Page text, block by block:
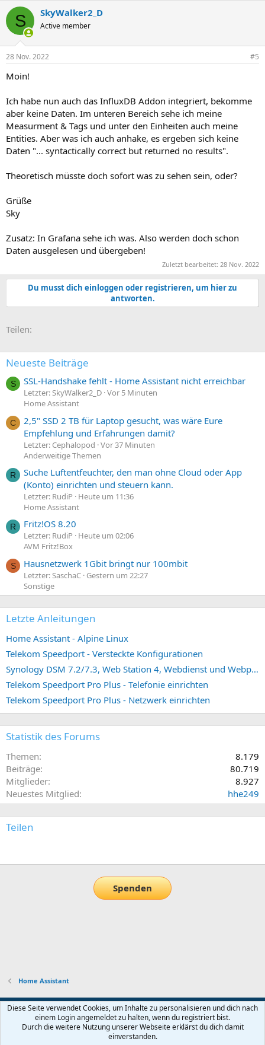
k
i
e
:
S SkyWalker2_D
Active member
28 Nov. 2022 #5
Moin!
Ich habe nun auch das InfluxDB Addon integriert, bekomme
aber keine Daten. Im unteren Bereich sehe ich meine
Measurment & Tags und unter den Einheiten auch meine
Entities. Aber was ich auch anhake, es ergeben sich keine
Daten "... syntactically correct but returned no results".
Theoretisch müsste doch sofort was zu sehen sein, oder?
Grüße
Sky
Zusatz: In Grafana sehe ich was. Also werden doch schon
Daten ausgelesen und übergeben!
Zuletzt bearbeitet: 28 Nov. 2022
Du musst dich einloggen oder registrieren, um hier zu
antworten.
Teilen:
Neueste Beiträge
S SSL-Handshake fehlt - Home Assistant nicht erreichbar
Letzter: SkyWalker2_D Vor 5 Minuten
Home Assistant
C
2,5" SSD 2 TB für Laptop gesucht, was wäre Eure
Empfehlung und Erfahrungen damit?
Letzter: Cephalopod Vor 37 Minuten
Anderweitige Themen
R
Suche Luftentfeuchter, den man ohne Cloud oder App
(Konto) einrichten und steuern kann.
Letzter: RudiP
Heute um 11:36
Home Assistant
R Fritz!OS 8.20
Letzter: RudiP
Heute um 02:06
AVM Fritz!Box
S Hausnetzwerk 1Gbit bringt nur 100mbit
Letzter: SaschaC Gestern um 22:27
Sonstige
Letzte Anleitungen
Home Assistant - Alpine Linux
Telekom Speedport - Versteckte Konfigurationen
Synology DSM 7.2/7.3, Web Station 4, Webdienst und Webportal erstellen (ehemals vHost)
Telekom Speedport Pro Plus - Telefonie einrichten
Telekom Speedport Pro Plus - Netzwerk einrichten
Statistik des Forums
Themen
8.179
Beiträge
80.719
Mitglieder
8.927
Neuestes Mitglied
hhe249
Teilen
Spenden
Home Assistant
Default-Theme
Nutzungsbedingungen
Datenschutz Hilfe und Impressum Start
Diese Seite verwendet Cookies, um Inhalte zu personalisieren und dich nach
einem Login angemeldet zu halten, wenn du registriert bist.
Durch die weitere Nutzung unserer Webseite erklärst du dich damit
einverstanden.